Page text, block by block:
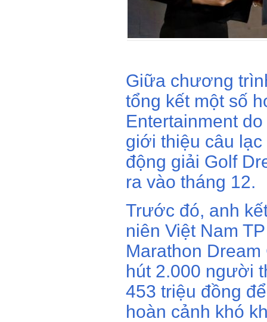
Giữa chương
tổng kết một số
Entertainment
giới thiệu câu
động giải Golf
ra vào tháng 12.
Trước đó, anh
niên Việt Nam
Marathon
hút 2.000 người
453 triệu đồng
hoàn cảnh khó